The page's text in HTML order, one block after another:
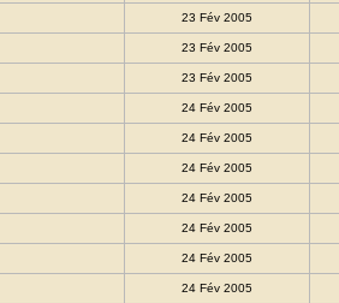
23 Fév 2005
23 Fév 2005
23 Fév 2005
24 Fév 2005
24 Fév 2005
24 Fév 2005
24 Fév 2005
24 Fév 2005
24 Fév 2005
24 Fév 2005